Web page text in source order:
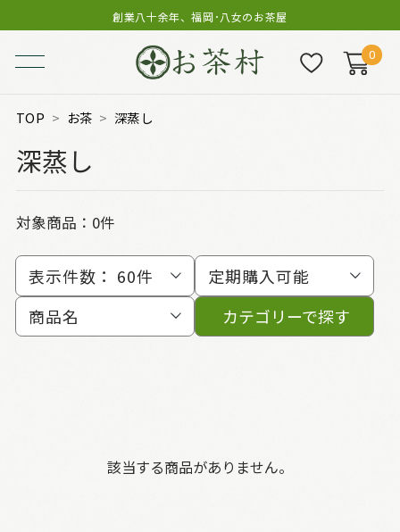
創業八十余年、福岡･八女のお茶屋
0
TOP お茶 深蒸し
深蒸し
対象商品：0件
表示件数： 60件
定期購入可能
商品名
カテゴリーで探す
該当する商品がありません。